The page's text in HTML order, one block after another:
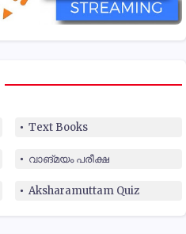
Text Books
വാങ്മയം പരീക്ഷ
Aksharamuttam Quiz